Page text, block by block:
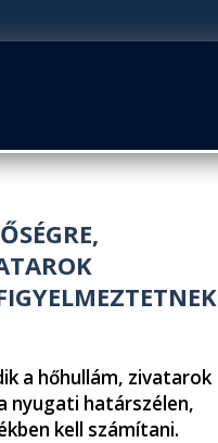
a hőhullám, zivatarok
nyugati határszélen,
kell számítani.